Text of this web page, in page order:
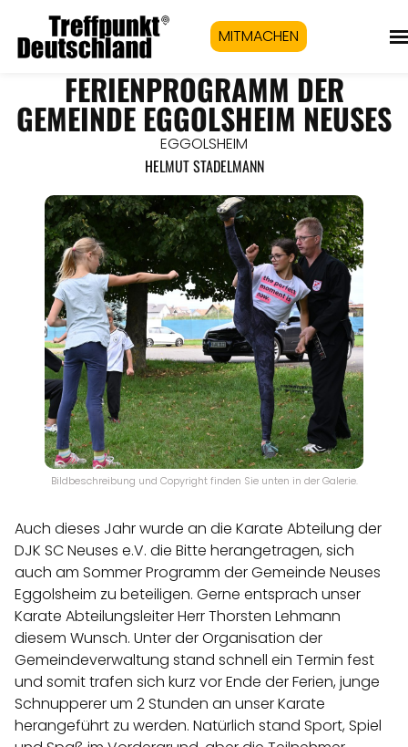
MITMACHEN
FERIENPROGRAMM DER
GEMEINDE EGGOLSHEIM NEUSES
EGGOLSHEIM
HELMUT STADELMANN
Bildbeschreibung und Copyright finden Sie unten in der Galerie.
Auch dieses Jahr wurde an die Karate Abteilung der
DJK SC Neuses e.V. die Bitte herangetragen, sich
auch am Sommer Programm der Gemeinde Neuses
Eggolsheim zu beteiligen. Gerne entsprach unser
Karate Abteilungsleiter Herr Thorsten Lehmann
diesem Wunsch. Unter der Organisation der
Gemeindeverwaltung stand schnell ein Termin fest
und somit trafen sich kurz vor Ende der Ferien, junge
Schnupperer um 2 Stunden an unser Karate
herangeführt zu werden. Natürlich stand Sport, Spiel